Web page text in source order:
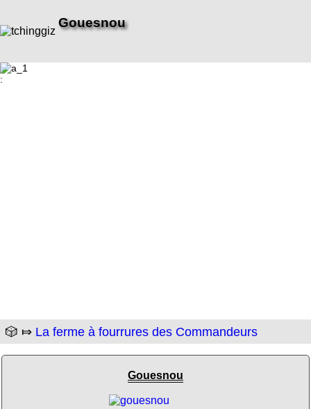
Gouesnou
:
🎲 ⤇ La ferme à fourrures des Commandeurs
Gouesnou